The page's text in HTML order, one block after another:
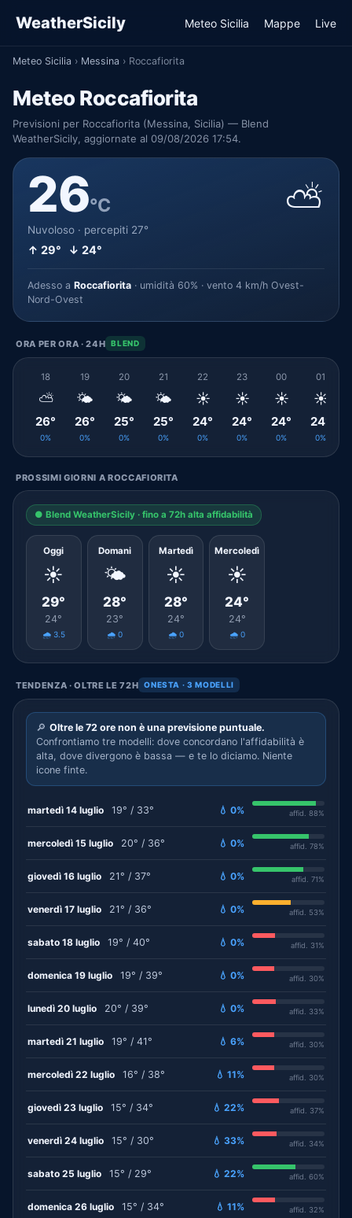
WeatherSicily Meteo Sicilia Mappe Live
Meteo Sicilia › Messina › Roccafiorita
Meteo Roccafiorita
Previsioni per Roccafiorita (Messina, Sicilia) — Blend
WeatherSicily, aggiornate al 09/08/2026 17:54.
26°C
Nuvoloso · percepiti 27°
↑ 29° ↓ 24°
⛅
Adesso a Roccafiorita · umidità 60% · vento 4 km/h Ovest-
Nord-Ovest
ORA PER ORA · 24H BLEND
18
⛅
26°
0%
19
🌤️
26°
0%
20
🌤️
25°
0%
21
🌤️
25°
0%
22
☀️
24°
0%
23
☀️
24°
0%
00
☀️
24°
0%
01
☀️
24°
0%
PROSSIMI GIORNI A ROCCAFIORITA
● Blend WeatherSicily · fino a 72h alta affidabilità
Oggi
☀️
29°
24°
🌧️ 3.5
Domani
🌤️
28°
23°
🌧️ 0
Martedì
☀️
28°
24°
🌧️ 0
Mercoledì
☀️
24°
24°
🌧️ 0
TENDENZA · OLTRE LE 72H ONESTA · 3 MODELLI
🔎 Oltre le 72 ore non è una previsione puntuale.
Confrontiamo tre modelli: dove concordano l'affidabilità è
alta, dove divergono è bassa — e te lo diciamo. Niente
icone finte.
martedì 14 luglio 19° / 33° 💧 0% affid. 88%
mercoledì 15 luglio 20° / 36° 💧 0% affid. 78%
giovedì 16 luglio 21° / 37° 💧 0% affid. 71%
venerdì 17 luglio 21° / 36° 💧 0% affid. 53%
sabato 18 luglio 19° / 40° 💧 0% affid. 31%
domenica 19 luglio 19° / 39° 💧 0% affid. 30%
lunedì 20 luglio 20° / 39° 💧 0% affid. 33%
martedì 21 luglio 19° / 41° 💧 6% affid. 30%
mercoledì 22 luglio 16° / 38° 💧 11% affid. 30%
giovedì 23 luglio 15° / 34° 💧 22% affid. 37%
venerdì 24 luglio 15° / 30° 💧 33% affid. 34%
sabato 25 luglio 15° / 29° 💧 22% affid. 60%
domenica 26 luglio 15° / 34° 💧 11% affid. 32%